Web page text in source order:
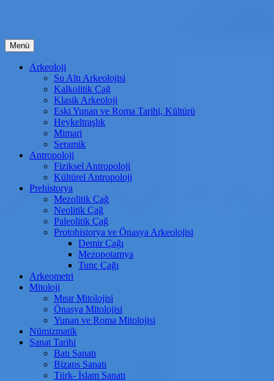
Menü İçeriğe
atla
Arkeoloji
Su Altı Arkeolojisi
Kalkolitik Çağ
Klasik Arkeoloji
Eski Yunan ve Roma Tarihi, Kültürü
Heykeltraşlık
Mimari
Seramik
Antropoloji
Fiziksel Antropoloji
Kültürel Antropoloji
Prehistorya
Mezolitik Çağ
Neolitik Çağ
Paleolitik Çağ
Protohistorya ve Önasya Arkeolojisi
Demir Çağı
Mezopotamya
Tunç Çağı
Arkeometri
Mitoloji
Mısır Mitolojisi
Önasya Mitolojisi
Yunan ve Roma Mitolojisi
Nümizmatik
Sanat Tarihi
Batı Sanatı
Bizans Sanatı
Türk- İslam Sanatı